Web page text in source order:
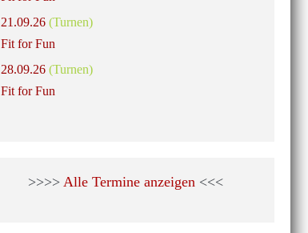
21.09.26 (Turnen)
Fit for Fun
28.09.26 (Turnen)
Fit for Fun
>>>> Alle Termine anzeigen<<<